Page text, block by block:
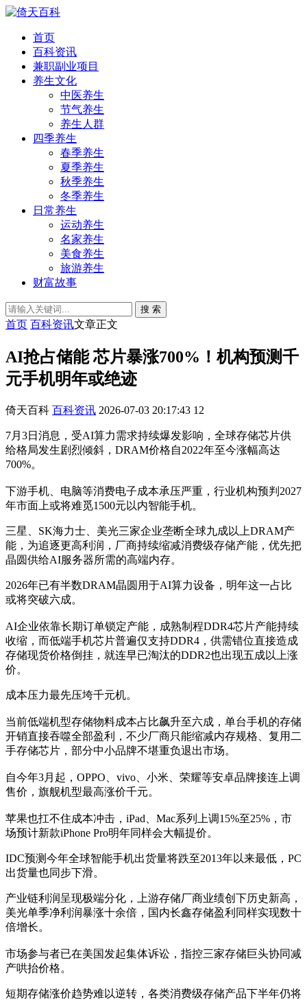
首页
百科资讯
兼职副业项目
养生文化
中医养生
节气养生
养生人群
四季养生
春季养生
夏季养生
秋季养生
冬季养生
日常养生
运动养生
名家养生
美食养生
旅游养生
财富故事
搜 索
首页 百科资讯文章正文
AI抢占储能 芯片暴涨700%！机构预测千
元手机明年或绝迹
倚天百科 百科资讯 2026-07-03 20:17:43 12
7月3日消息，受AI算力需求持续爆发影响，全球存储芯片供
给格局发生剧烈倾斜，DRAM价格自2022年至今涨幅高达
700%。
下游手机、电脑等消费电子成本承压严重，行业机构预判2027
年市面上或将难觅1500元以内智能手机。
三星、SK海力士、美光三家企业垄断全球九成以上DRAM产
能，为追逐更高利润，厂商持续缩减消费级存储产能，优先把
晶圆供给AI服务器所需的高端内存。
2026年已有半数DRAM晶圆用于AI算力设备，明年这一占比
或将突破六成。
AI企业依靠长期订单锁定产能，成熟制程DDR4芯片产能持续
收缩，而低端手机芯片普遍仅支持DDR4，供需错位直接造成
存储现货价格倒挂，就连早已淘汰的DDR2也出现五成以上涨
价。
成本压力最先压垮千元机。
当前低端机型存储物料成本占比飙升至六成，单台手机的存储
开销直接吞噬全部盈利，不少厂商只能缩减内存规格、复用二
手存储芯片，部分中小品牌不堪重负退出市场。
自今年3月起，OPPO、vivo、小米、荣耀等安卓品牌接连上调
售价，旗舰机型最高涨价千元。
苹果也扛不住成本冲击，iPad、Mac系列上调15%至25%，市
场预计新款iPhone Pro明年同样会大幅提价。
IDC预测今年全球智能手机出货量将跌至2013年以来最低，PC
出货量也同步下滑。
产业链利润呈现极端分化，上游存储厂商业绩创下历史新高，
美光单季净利润暴涨十余倍，国内长鑫存储盈利同样实现数十
倍增长。
市场参与者已在美国发起集体诉讼，指控三家存储巨头协同减
产哄抬价格。
短期存储涨价趋势难以逆转，各类消费级存储产品下半年仍将